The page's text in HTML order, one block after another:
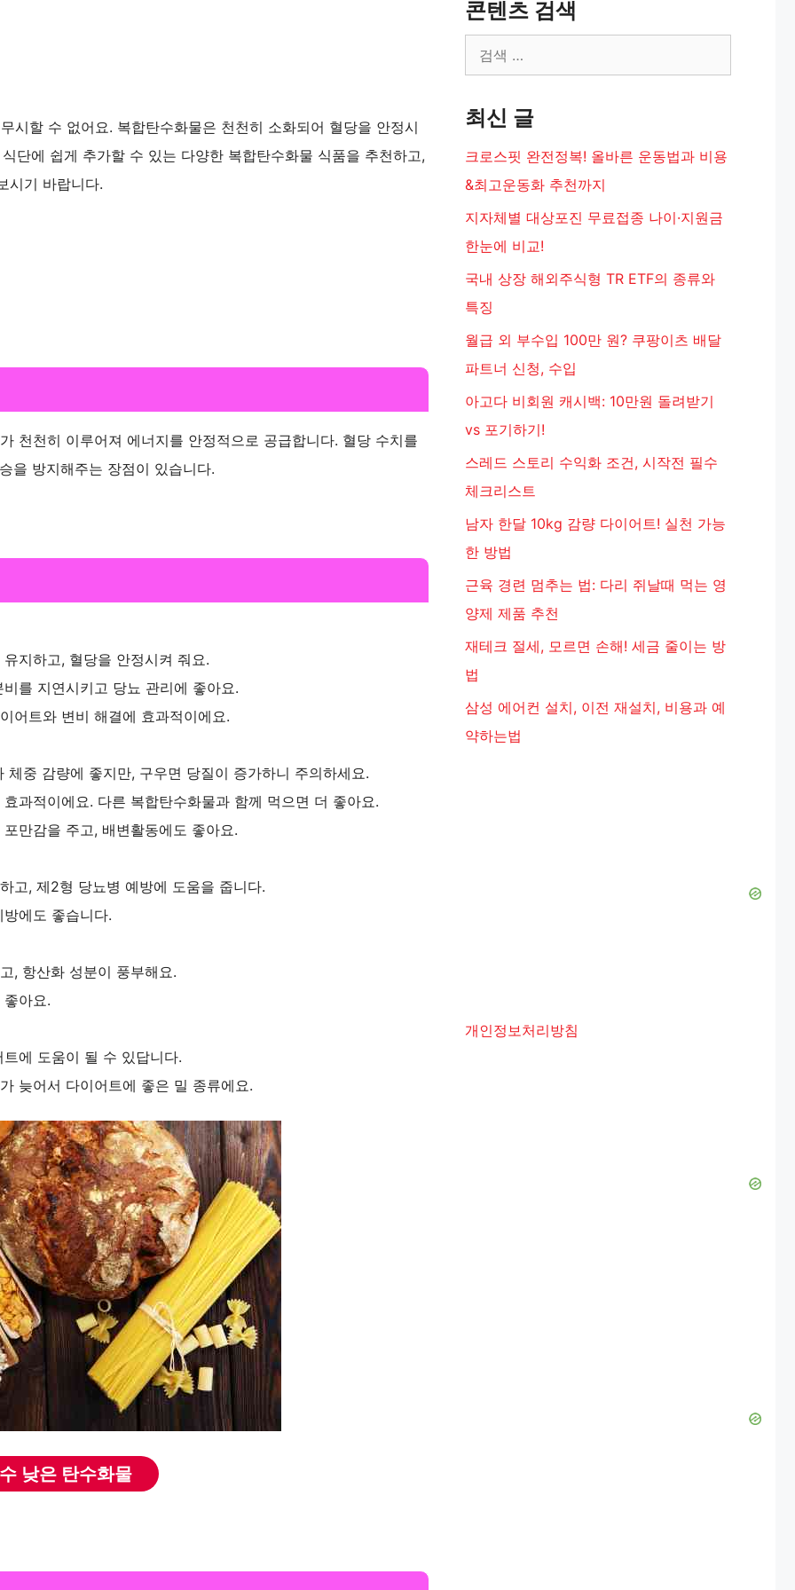
시할 수 없어요. 복합탄수화물은 천천히 소화되어 혈당을 안정시
단에 쉽게 추가할 수 있는 다양한 복합탄수화물 식품을 추천하고,
시기 바랍니다.
천천히 이루어져 에너지를 안정적으로 공급합니다. 혈당 수치를
을 방지해주는 장점이 있습니다.
지하고, 혈당을 안정시켜 줘요.
를 지연시키고 당뇨 관리에 좋아요.
어트와 변비 해결에 효과적이에요.
체중 감량에 좋지만, 구우면 당질이 증가하니 주의하세요.
과적이에요. 다른 복합탄수화물과 함께 먹으면 더 좋아요.
만감을 주고, 배변활동에도 좋아요.
고, 제2형 당뇨병 예방에 도움을 줍니다.
에도 좋습니다.
, 항산화 성분이 풍부해요.
아요.
에 도움이 될 수 있답니다.
늦어서 다이어트에 좋은 밀 종류에요.
낮은 탄수화물
콘텐츠 검색
색:
최신 글
크로스핏 완전정복! 올바른 운동법과 비용
&최고운동화 추천까지
지자체별 대상포진 무료접종 나이·지원금
한눈에 비교!
국내 상장 해외주식형 TR ETF의 종류와
특징
월급 외 부수입 100만 원? 쿠팡이츠 배달
파트너 신청, 수입
아고다 비회원 캐시백: 10만원 돌려받기
vs 포기하기!
스레드 스토리 수익화 조건, 시작전 필수
체크리스트
남자 한달 10kg 감량 다이어트! 실천 가능
한 방법
근육 경련 멈추는 법: 다리 쥐날때 먹는 영
양제 제품 추천
재테크 절세, 모르면 손해! 세금 줄이는 방
법
삼성 에어컨 설치, 이전 재설치, 비용과 예
약하는법
개인정보처리방침